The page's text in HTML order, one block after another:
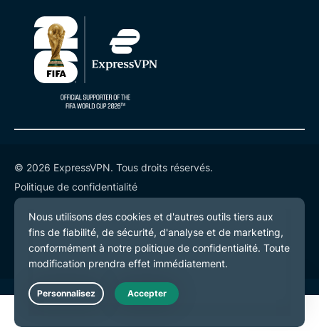
© 2026 ExpressVPN. Tous droits réservés.
Politique de confidentialité
Conditions de service
Préférences de cookies